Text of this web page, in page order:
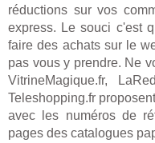
réductions sur vos
express. Le souci c'est
faire des achats sur le
pas vous y prendre. Ne
VitrineMagique.fr,
Teleshopping.fr
avec les numéros de
pages des catalogues